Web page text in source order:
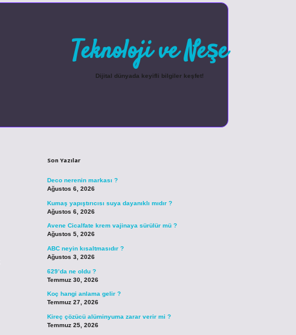
Teknoloji ve Neşe
Dijital dünyada keyifli bilgiler keşfet!
Son Yazılar
Deco nerenin markası ?
Ağustos 6, 2026
Kumaş yapıştırıcısı suya dayanıklı mıdır ?
Ağustos 6, 2026
Avene Cicalfate krem vajinaya sürülür mü ?
Ağustos 5, 2026
ABC neyin kısaltmasıdır ?
Ağustos 3, 2026
629’da ne oldu ?
Temmuz 30, 2026
Koç hangi anlama gelir ?
Temmuz 27, 2026
Kireç çözücü alüminyuma zarar verir mi ?
Temmuz 25, 2026